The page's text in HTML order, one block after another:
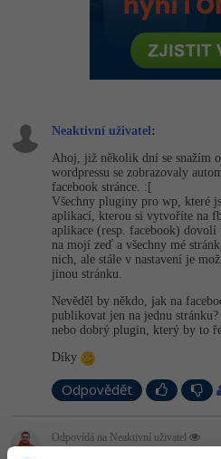
HTML5, CSS3,
SQL a databáze
UML a návrhové vzory
React
Spring
Django
JavaScript
Python
HTML / CSS
UML a návrhové vzory
MySQL/MariaDB
MS-SQL
SQLite
Vývojář mobilních
Specialista na AI a
Webdesigner
Tester
Systémový
Grafik / UX/UI návrhář
3D grafik
Projektový manažer
Databázový analytik
Copywriter
Python -80%
JavaScript -80%
-80%
Swift -80%
Kotlin -80%
C -80%
VB.NET
SQL
Návrh SW -80%
Algoritmy -41%
Neaktivní uživatel:
Ahoj, již několik dní se snažím
wordpressu se zobrazovaly
facebook stránce. :[
Všechny pluginy pro wp, které
aplikací, kterou si vytvoříte na
aplikace (resp. facebook)
na mojí zeď a všechny mé
nich, ale stále v nastavení je
jinou stránku.
Nevěděl by někdo, jak na
publikovat jen na jednu
nebo dobrý plugin, který by to
Díky
Odpovědět
Odpovídá na Neaktivní uživatel